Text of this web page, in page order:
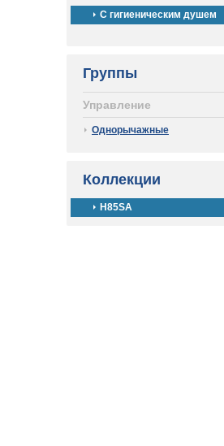
С гигиеническим душем
Группы
Управление
Однорычажные
Коллекции
H85SA